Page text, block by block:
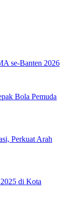
se-Banten 2026
Bola Pemuda
Perkuat Arah
di Kota